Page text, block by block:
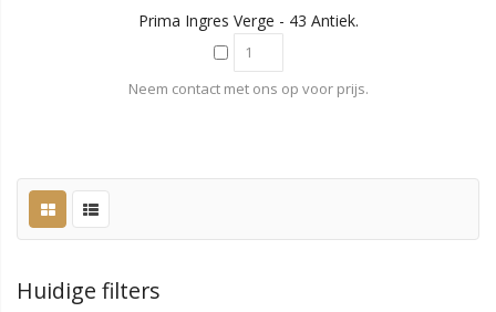
Prima Ingres Verge - 43 Antiek.
Neem contact met ons op voor prijs.
Huidige filters